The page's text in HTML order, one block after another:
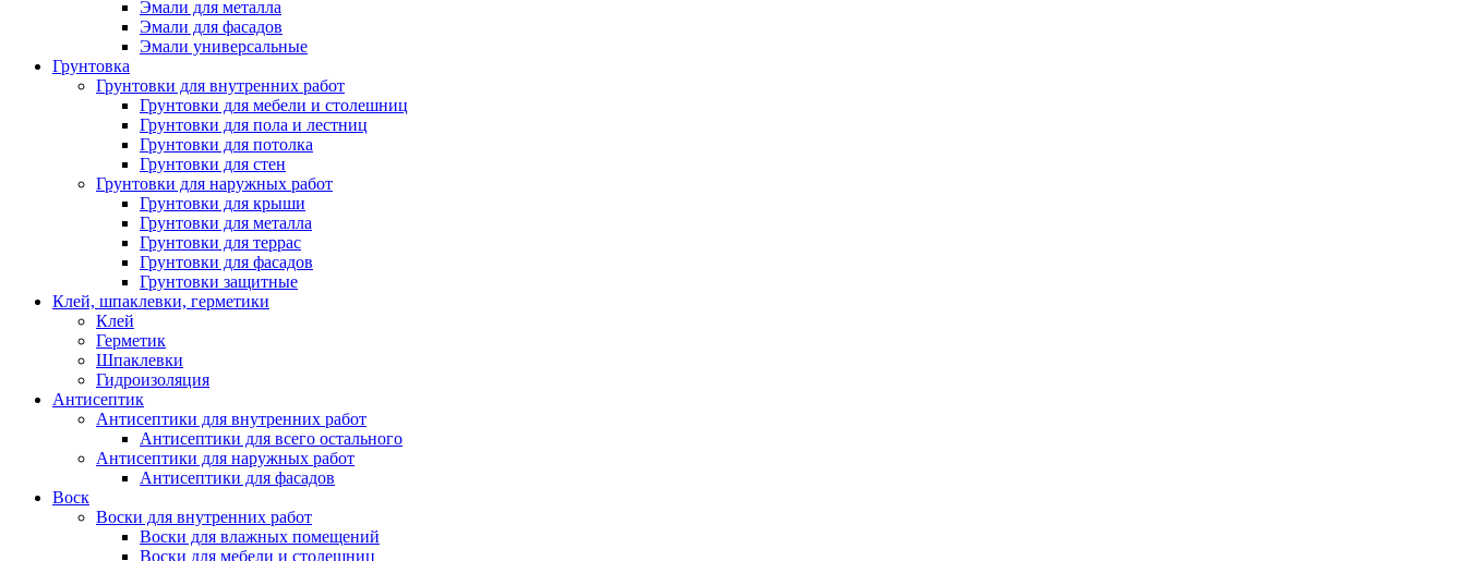
Эмали для металла
Эмали для фасадов
Эмали универсальные
Грунтовка
Грунтовки для внутренних работ
Грунтовки для мебели и столешниц
Грунтовки для пола и лестниц
Грунтовки для потолка
Грунтовки для стен
Грунтовки для наружных работ
Грунтовки для крыши
Грунтовки для металла
Грунтовки для террас
Грунтовки для фасадов
Грунтовки защитные
Клей, шпаклевки, герметики
Клей
Герметик
Шпаклевки
Гидроизоляция
Антисептик
Антисептики для внутренних работ
Антисептики для всего остального
Антисептики для наружных работ
Антисептики для фасадов
Воск
Воски для внутренних работ
Воски для влажных помещений
Воски для мебели и столешниц